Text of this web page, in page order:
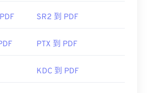
年6月15日
wiki/
SR2 到 PDF
PTX 到 PDF
KDC 到 PDF